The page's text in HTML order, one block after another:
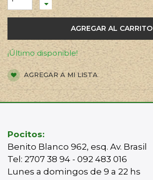
AGREGAR AL CARRITO
¡Último disponible!
AGREGAR A MI LISTA
Pocitos:
Benito Blanco 962, esq. Av. Brasil
Tel: 2707 38 94 - 092 483 016
Lunes a domingos de 9 a 22 hs